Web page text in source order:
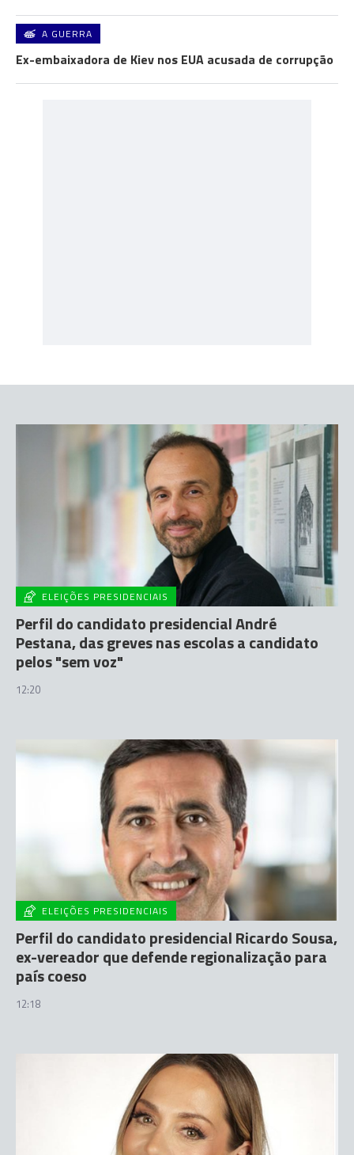
A GUERRA
Ex-embaixadora de Kiev nos EUA acusada de corrupção
ELEIÇÕES PRESIDENCIAIS
Perfil do candidato presidencial André
Pestana, das greves nas escolas a candidato
pelos "sem voz"
12:20
ELEIÇÕES PRESIDENCIAIS
Perfil do candidato presidencial Ricardo Sousa,
ex-vereador que defende regionalização para
país coeso
12:18